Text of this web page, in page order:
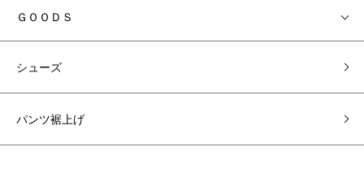
ＧＯＯＤＳ
シューズ
パンツ裾上げ